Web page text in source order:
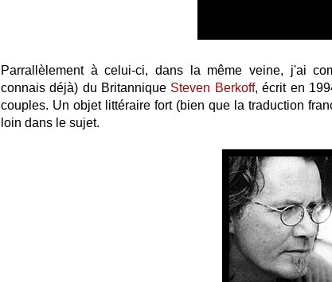
Parrallèlement à celui-ci, dans la même veine, j'ai
connais déjà) du Britannique Steven Berkoff, écrit en
couples. Un objet littéraire fort (bien que la traduction
loin dans le sujet.